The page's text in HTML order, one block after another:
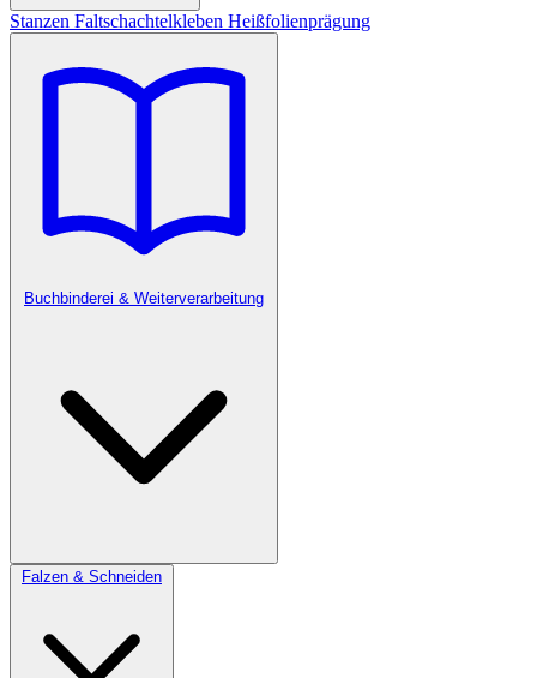
Stanzen Faltschachtelkleben Heißfolienprägung
Buchbinderei & Weiterverarbeitung
Falzen & Schneiden